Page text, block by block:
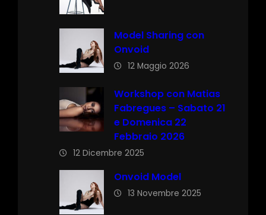
Model Sharing con
Onvoid
12 Maggio 2026
Workshop con Matias
Fabregues – Sabato 21
e Domenica 22
Febbraio 2026
12 Dicembre 2025
Onvoid Model
13 Novembre 2025